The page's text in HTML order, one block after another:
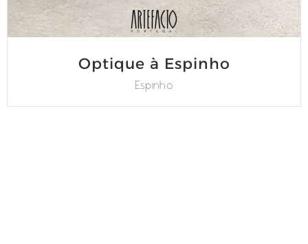
Optique à Espinho
Espinho